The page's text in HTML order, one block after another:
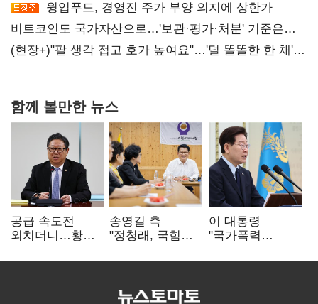
윙입푸드, 경영진 주가 부양 의지에 상한가
비트코인도 국가자산으로…'보관·평가·처분' 기준은
숙제
(현장+)"팔 생각 접고 호가 높여요"…'덜 똘똘한 한 채'
함께 볼만한 뉴스
공급 속도전
외치더니…황희,
리모델링' 제안
송영길 측
"정청래, 국힘
민주당 대표로
이 대통령
"국가폭력
적극적 조사로